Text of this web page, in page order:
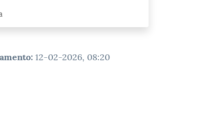
: 12-02-2026, 08:20